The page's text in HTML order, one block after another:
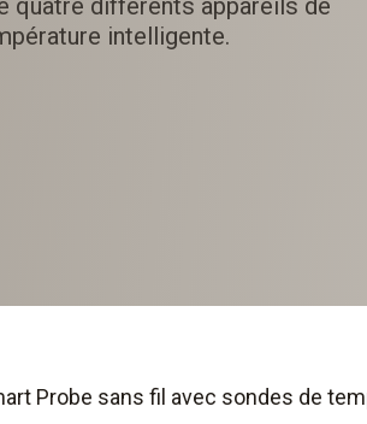
quatre différents appareils de
intelligente.
Probe sans fil avec sondes de